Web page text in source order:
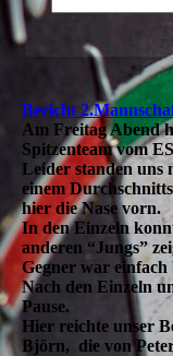
Bericht
Am Freitag Abend
Spitzenteam vom
Leider standen uns
einem
hier die Nase vorn.
In den Einzeln
anderen “Jungs”
Gegner war einfach
Nach den Einzeln
Pause.
Hier reichte unser
Björn, die von